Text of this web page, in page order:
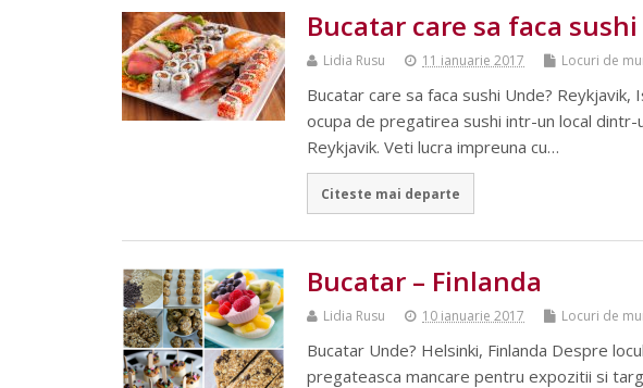
Bucatar care sa faca
Lidia Rusu 11 ianuarie 2017 Locuri de
Bucatar care sa faca sushi Unde?
ocupa de pregatirea sushi intr-un local dintr-
Reykjavik. Veti lucra impreuna cu…
Citeste mai departe
Bucatar – Finlanda
Lidia Rusu 10 ianuarie 2017 Locuri de
Bucatar Unde? Helsinki, Finlanda Despre
pregateasca mancare pentru expozitii si